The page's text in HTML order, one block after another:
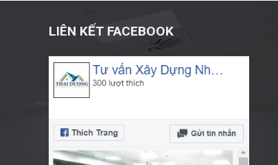
LIÊN KẾT FACEBOOK